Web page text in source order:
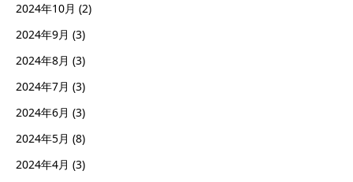
2024年10月 (2)
2024年9月 (3)
2024年8月 (3)
2024年7月 (3)
2024年6月 (3)
2024年5月 (8)
2024年4月 (3)